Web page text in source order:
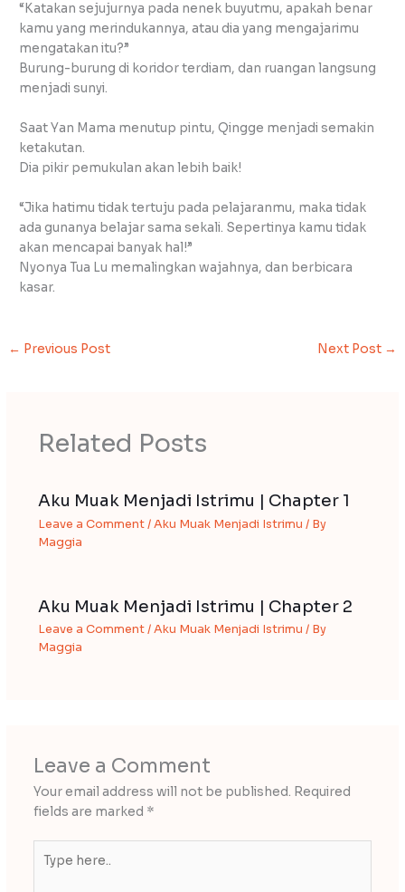
“Katakan sejujurnya pada nenek buyutmu, apakah benar
kamu yang merindukannya, atau dia yang mengajarimu
mengatakan itu?”
Burung-burung di koridor terdiam, dan ruangan langsung
menjadi sunyi.
Saat Yan Mama menutup pintu, Qingge menjadi semakin
ketakutan.
Dia pikir pemukulan akan lebih baik!
“Jika hatimu tidak tertuju pada pelajaranmu, maka tidak
ada gunanya belajar sama sekali. Sepertinya kamu tidak
akan mencapai banyak hal!”
Nyonya Tua Lu memalingkan wajahnya, dan berbicara
kasar.
← Previous Post Next Post →
Related Posts
Aku Muak Menjadi Istrimu | Chapter 1
Leave a Comment /Aku Muak Menjadi Istrimu / By
Maggia
Aku Muak Menjadi Istrimu | Chapter 2
Leave a Comment /Aku Muak Menjadi Istrimu / By
Maggia
Leave a Comment
Your email address will not be published. Required
fields are marked *
here..